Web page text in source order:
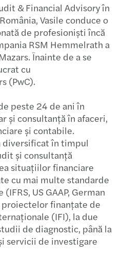
& Financial Advisory în
Vasile conduce o
de profesioniști încă
RSM Hemmelrath a
Înainte de a se
cu
(PwC).​
peste 24 de ani în
și consultanță în afaceri,
și contabile.
diversificat în timpul
și consultanță
situațiilor financiare
cu mai multe standarde
US GAAP, German
proiectelor finanțate de
(IFI), la due
de diagnostic, până la
servicii de investigare